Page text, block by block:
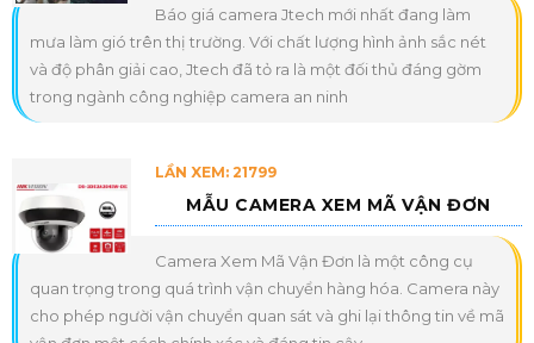
Báo giá camera Jtech mới nhất đang làm
mưa làm gió trên thị trường. Với chất lượng hình ảnh sắc nét
và độ phân giải cao, Jtech đã tỏ ra là một đối thủ đáng gờm
trong ngành công nghiệp camera an ninh
LẦN XEM: 21799
MẪU CAMERA XEM MÃ VẬN ĐƠN
Camera Xem Mã Vận Đơn là một công cụ
quan trọng trong quá trình vận chuyển hàng hóa. Camera này
cho phép người vận chuyển quan sát và ghi lại thông tin về mã